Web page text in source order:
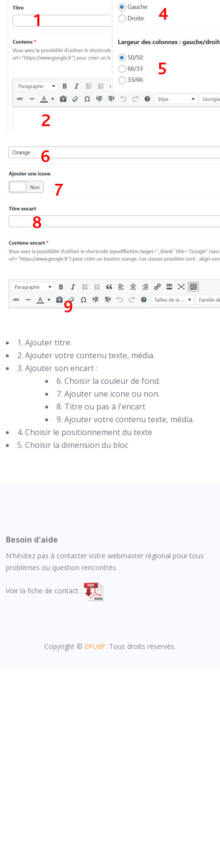
1. Ajouter titre.
2. Ajouter votre contenu texte, média.
3. Ajouter son encart :
6. Choisir la couleur de fond.
7. Ajouter une icone ou non.
8. Titre ou pas à l'encart
9. Ajouter votre contenu texte, média.
4. Choisir le positionnement du texte
5. Choisir la dimension du bloc
Besoin d'aide
N'hésitez pas à contacter votre webmaster régional pour tous
problèmes ou question rencontrés.
Voir la fiche de contact :
Copyright © EPUdF. Tous droits réservés.